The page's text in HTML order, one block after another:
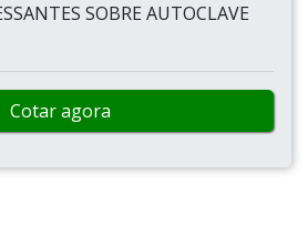
SOBRE AUTOCLAVE
Cotar agora